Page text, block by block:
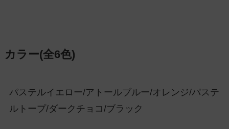
カラー(全6色)
パステルイエロー/アトールブルー/オレンジ/パステ
ルトープ/ダークチョコ/ブラック